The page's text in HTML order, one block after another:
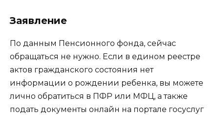
Заявление
По данным Пенсионного фонда, сейчас
обращаться не нужно. Если в едином реестре
актов гражданского состояния нет
информации о рождении ребенка, вы можете
лично обратиться в ПФР или МФЦ, а также
подать документы онлайн на портале госуслуг